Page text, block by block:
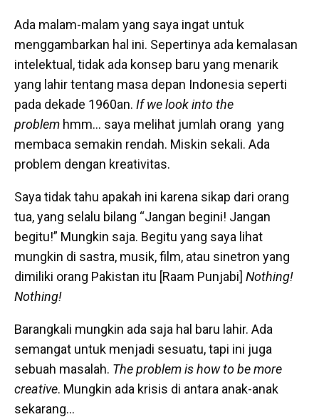
Ada malam-malam yang saya ingat untuk
menggambarkan hal ini. Sepertinya ada kemalasan
intelektual, tidak ada konsep baru yang menarik
yang lahir tentang masa depan Indonesia seperti
pada dekade 1960an. If we look into the
problem hmm… saya melihat jumlah orang yang
membaca semakin rendah. Miskin sekali. Ada
problem dengan kreativitas.
Saya tidak tahu apakah ini karena sikap dari orang
tua, yang selalu bilang “Jangan begini! Jangan
begitu!” Mungkin saja. Begitu yang saya lihat
mungkin di sastra, musik, film, atau sinetron yang
dimiliki orang Pakistan itu [Raam Punjabi] Nothing!
Nothing!
Barangkali mungkin ada saja hal baru lahir. Ada
semangat untuk menjadi sesuatu, tapi ini juga
sebuah masalah. The problem is how to be more
creative. Mungkin ada krisis di antara anak-anak
sekarang…